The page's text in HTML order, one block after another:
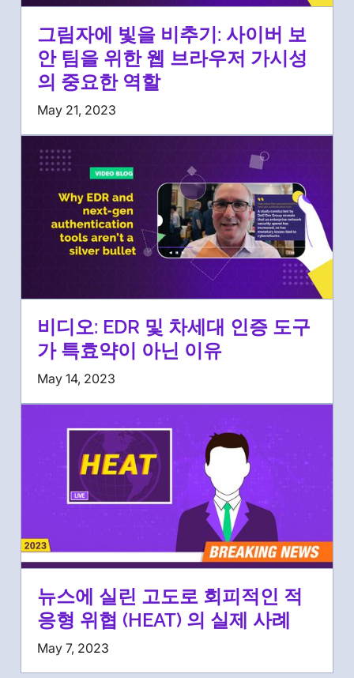
그림자에 빛을 비추기: 사이버 보
안 팀을 위한 웹 브라우저 가시성
의 중요한 역할
May 21, 2023
비디오: EDR 및 차세대 인증 도구
가 특효약이 아닌 이유
May 14, 2023
뉴스에 실린 고도로 회피적인 적
응형 위협 (HEAT) 의 실제 사례
May 7, 2023